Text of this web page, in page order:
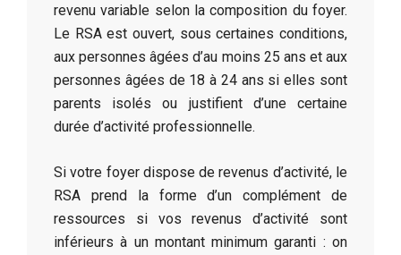
revenu variable selon la composition du foyer.
Le RSA est ouvert, sous certaines conditions,
aux personnes âgées d’au moins 25 ans et aux
personnes âgées de 18 à 24 ans si elles sont
parents isolés ou justifient d’une certaine
durée d’activité professionnelle.
Si votre foyer dispose de revenus d’activité, le
RSA prend la forme d’un complément de
ressources si vos revenus d’activité sont
inférieurs à un montant minimum garanti : on